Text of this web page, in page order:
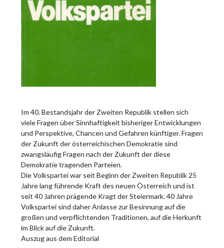
Im 40. Bestandsjahr der Zweiten Republik stellen sich
viele Fragen über Sinnhaftigkeit bisheriger Entwicklungen
und Perspektive, Chancen und Gefahren künftiger. Fragen
der Zukunft der österreichischen Demokratie sind
zwangsläufig Fragen nach der Zukunft der diese
Demokratie tragenden Parteien.
Die Volkspartei war seit Beginn der Zweiten Republik 25
Jahre lang führende Kraft des neuen Österreich und ist
seit 40 Jahren prägende Kragt der Steiermark. 40 Jahre
Volkspartei sind daher Anlasse zur Besinnung auf die
großen und verpflichtenden Traditionen, auf die Herkunft
im Blick auf die Zukunft.
Auszug aus dem Editorial